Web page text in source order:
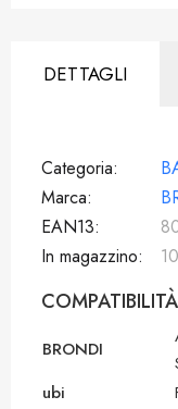
DETTAGLI
Categoria
Marca
EAN13
In magazzino
COMPATIBILITÀ
BRONDI
ubi